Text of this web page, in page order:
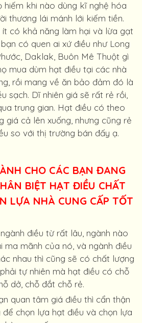
hiếm khi nào dùng kĩ nghệ hóa
thương lái mánh lới kiếm tiền.
ít có khả năng làm hại và lừa gạt
có quen ai xứ điều như Long
Daklak, Buôn Mê Thuột gì
mua dùm hạt điều tại các nhà
rồi mang về ăn bảo đảm đó là
sạch. Dĩ nhiên giá sẽ rất rẻ rồi,
trung gian. Hạt điều có theo
giá cả lên xuống, nhưng cũng rẻ
so với thị trường bán đấy ạ.
CHO CÁC BẠN ĐANG
BIỆT HẠT ĐIỀU CHẤT
LỰA NHÀ CUNG CẤP TỐT
điều từ rất lâu, ngành nào
ma mãnh của nó, và ngành điều
nhau thì cũng sẽ có chất lượng
tự nhiên mà hạt điều có chỗ
dở, chỗ đắt chỗ rẻ.
quan tâm giá điều thì cẩn thận
chọn lựa hạt điều và chọn lựa